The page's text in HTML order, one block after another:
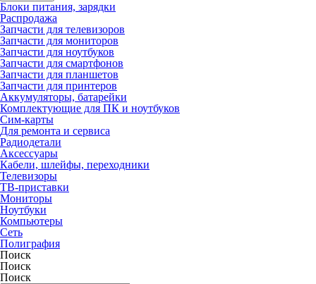
Блоки питания, зарядки
Распродажа
Запчасти для телевизоров
Запчасти для мониторов
Запчасти для ноутбуков
Запчасти для смартфонов
Запчасти для планшетов
Запчасти для принтеров
Аккумуляторы, батарейки
Комплектующие для ПК и ноутбуков
Сим-карты
Для ремонта и сервиса
Радиодетали
Аксессуары
Кабели, шлейфы, переходники
Телевизоры
ТВ-приставки
Мониторы
Ноутбуки
Компьютеры
Сеть
Полиграфия
Поиск
Поиск
Поиск